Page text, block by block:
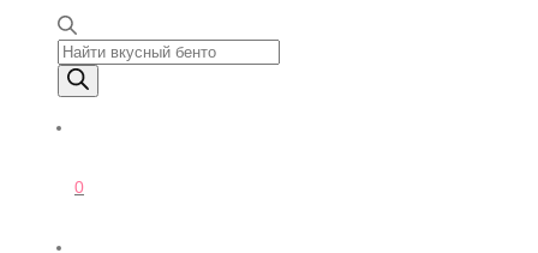
Поиск товаров
0